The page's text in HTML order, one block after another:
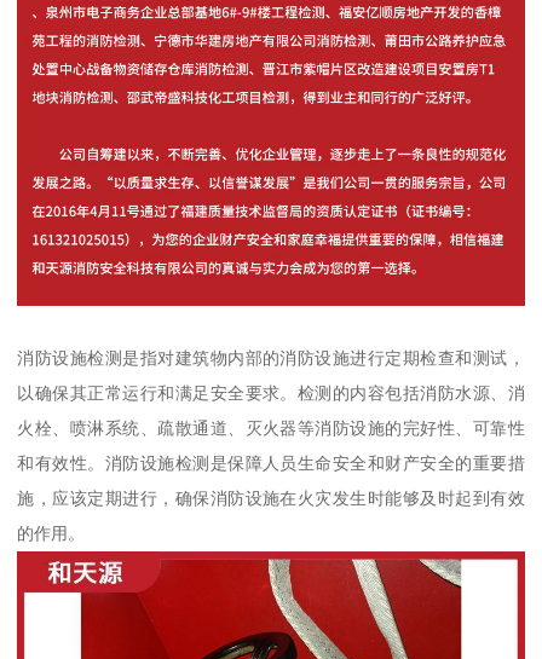
消防设施检测是指对建筑物内部的消防设施进行定期检查和测试，
以确保其正常运行和满足安全要求。检测的内容包括消防水源、消
火栓、喷淋系统、疏散通道、灭火器等消防设施的完好性、可靠性
和有效性。消防设施检测是保障人员生命安全和财产安全的重要措
施，应该定期进行，确保消防设施在火灾发生时能够及时起到有效
的作用。